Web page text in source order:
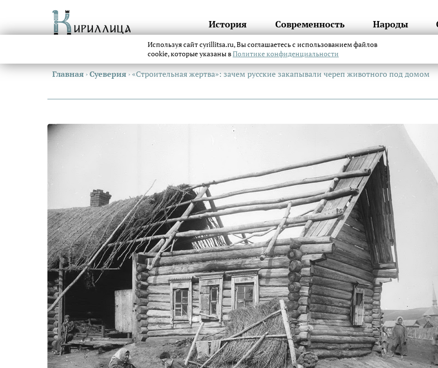
История Современность Народы
Главная ›Суеверия ›«Строительная жертва»: зачем русские закапывали череп животного под домом
Используя сайт cyrillitsa.ru, Вы соглашаетесь с использованием файлов
cookie, которые указаны вПолитике конфиденциальности